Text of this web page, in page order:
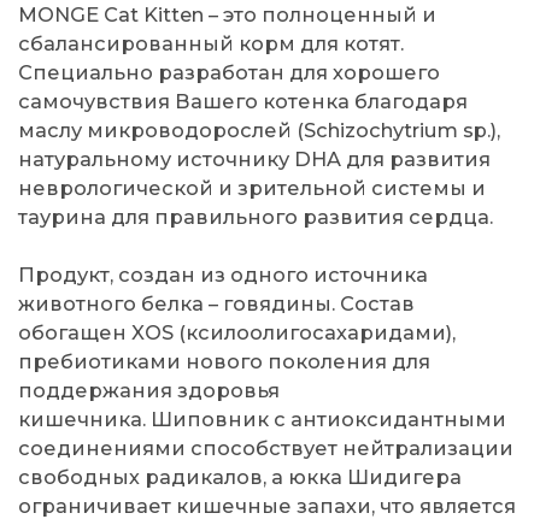
MONGE Cat Kitten – это полноценный и
сбалансированный корм для котят.
Специально разработан для хорошего
самочувствия Вашего котенка благодаря
маслу микроводорослей (Schizochytrium sp.),
натуральному источнику DHA для развития
неврологической и зрительной системы и
таурина для правильного развития сердца.
Продукт, создан из одного источника
животного белка – говядины. Состав
обогащен XOS (ксилоолигосахаридами),
пребиотиками нового поколения для
поддержания здоровья
кишечника. Шиповник с антиоксидантными
соединениями способствует нейтрализации
свободных радикалов, а юкка Шидигера
ограничивает кишечные запахи, что является